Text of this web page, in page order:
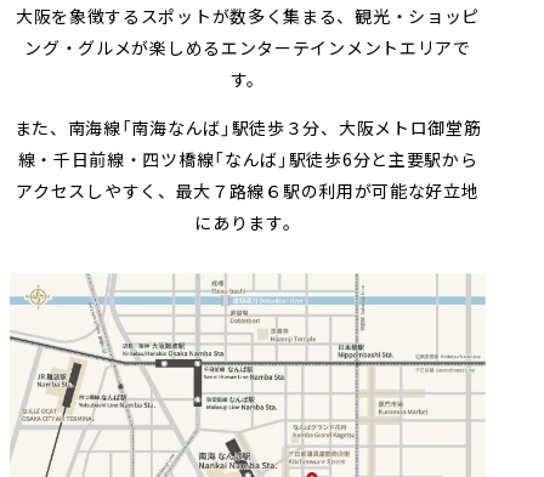
大阪を象徴するスポットが数多く集まる、観光・ショッピ
ング・グルメが楽しめるエンターテインメントエリアで
す。
また、南海線「南海なんば」駅徒歩３分、大阪メトロ御堂筋
線・千日前線・四ツ橋線「なんば」駅徒歩6分と主要駅から
アクセスしやすく、最大７路線６駅の利用が可能な好立地
にあります。